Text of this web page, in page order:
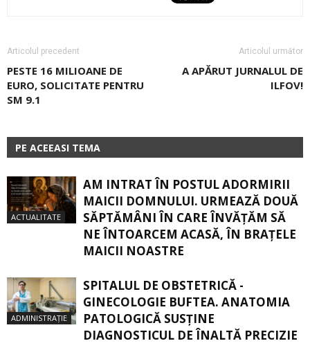
Articolul precedent
PESTE 16 MILIOANE DE
EURO, SOLICITATE PENTRU
SM 9.1
Articolul următor
A APĂRUT JURNALUL DE
ILFOV!
PE ACEEASI TEMA
ACTUALITATE
AM INTRAT ÎN POSTUL ADORMIRII
MAICII DOMNULUI. URMEAZĂ DOUĂ
SĂPTĂMÂNI ÎN CARE ÎNVĂŢĂM SĂ
NE ÎNTOARCEM ACASĂ, ÎN BRAŢELE
MAICII NOASTRE
ADMINISTRAȚIE
SPITALUL DE OBSTETRICĂ -
GINECOLOGIE BUFTEA. ANATOMIA
PATOLOGICĂ SUSŢINE
DIAGNOSTICUL DE ÎNALTĂ PRECIZIE